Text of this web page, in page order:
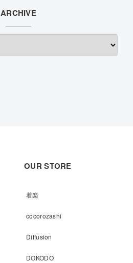
ARCHIVE
OUR STORE
着楽
cocorozashi
Diffusion
DOKODO